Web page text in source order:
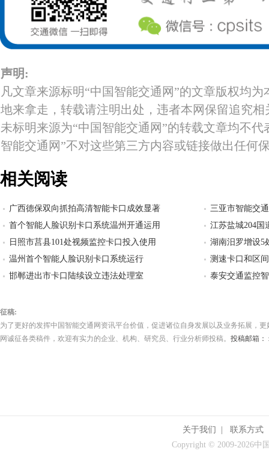
声明:
凡文章来源标明“中国智能交通网”的文章版权均
地来拿走，转载请注明出处，违者本网保留追究
未标明来源为“中国智能交通网”的转载文章均不
智能交通网”不对这些第三方内容或链接做出任何
相关阅读
广西德保双向抓拍高清智能卡口成效显著
三亚市智能交
首个智能人脸识别卡口系统温州开通运用
江苏盐城204国
日照市莒县101处视频监控卡口投入使用
湖南汨罗增设5
温州首个智能人脸识别卡口系统运行
测速卡口和区
邯郸进出市卡口陆续设立违法处理室
泰安交通监控
征稿:
为了更好的发挥中国智能交通网资讯平台价值，促进诸位自身发展以及业务拓展，
网诚征各类稿件，欢迎有实力的企业、机构、研究员、行业分析师投稿。 投稿邮箱：
关于我们 |联系方式
Copyright © 2009-2026中